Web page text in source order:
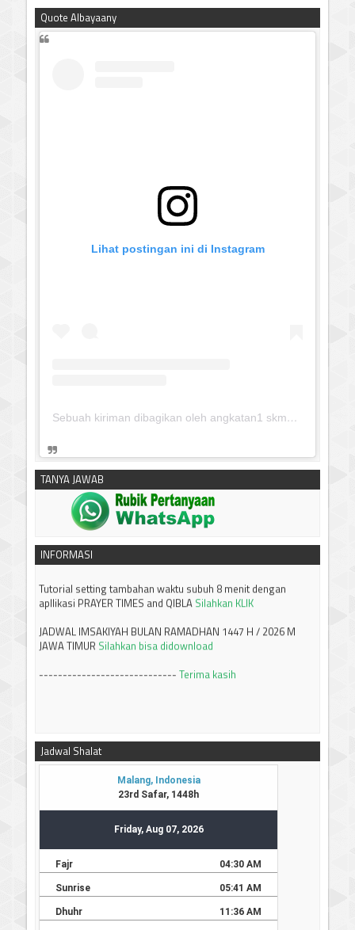
Quote Albayaany
Lihat postingan ini di Instagram
Sebuah kiriman dibagikan oleh angkatan1 skmm 2020 (@albayaanyinfo)
TANYA JAWAB
INFORMASI
silahkan klik untuk download:Keputusan Pimpinan Pusat
Muhammadiyah, Tentang Tanfidz Keputusan Munas XXXI
------------------------------
Silahkan klik untuk download:Keputusan Pimpinan Pusat
Muhammadiyah Tentang Tanggal Awal Puasa 1 Ramadhan
dan & 1 Syawwal 2026M/1447H danIdul Adha 10 Dzulhijjah
2026M/1447H
Tutorial setting tambahan waktu subuh 8 menit dengan
apllikasi PRAYER TIMES and QIBLASilahkan KLIK
JADWAL IMSAKIYAH BULAN RAMADHAN 1447 H / 2026 M
JAWA TIMURSilahkan bisa didownload
----------------------------- Terima kasih
Jadwal Shalat